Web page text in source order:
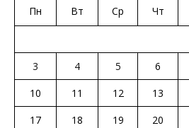
Пн Вт Ср Чт
3
4 5 6
10
11 12 13
17
18 19 20